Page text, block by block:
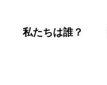
私たちは誰？